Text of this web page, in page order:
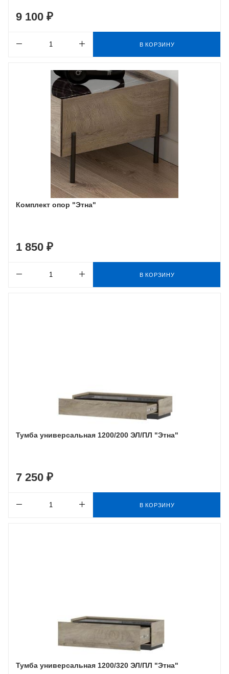
9 100 ₽
В КОРЗИНУ
Комплект опор "Этна"
1 850 ₽
В КОРЗИНУ
Тумба универсальная 1200/200 ЭЛ/ПЛ "Этна"
7 250 ₽
В КОРЗИНУ
Тумба универсальная 1200/320 ЭЛ/ПЛ "Этна"